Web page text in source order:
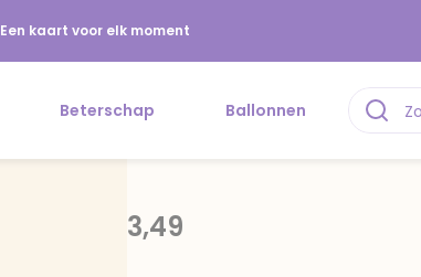
Een kaart voor elk moment
Beterschap Ballonnen
3,49